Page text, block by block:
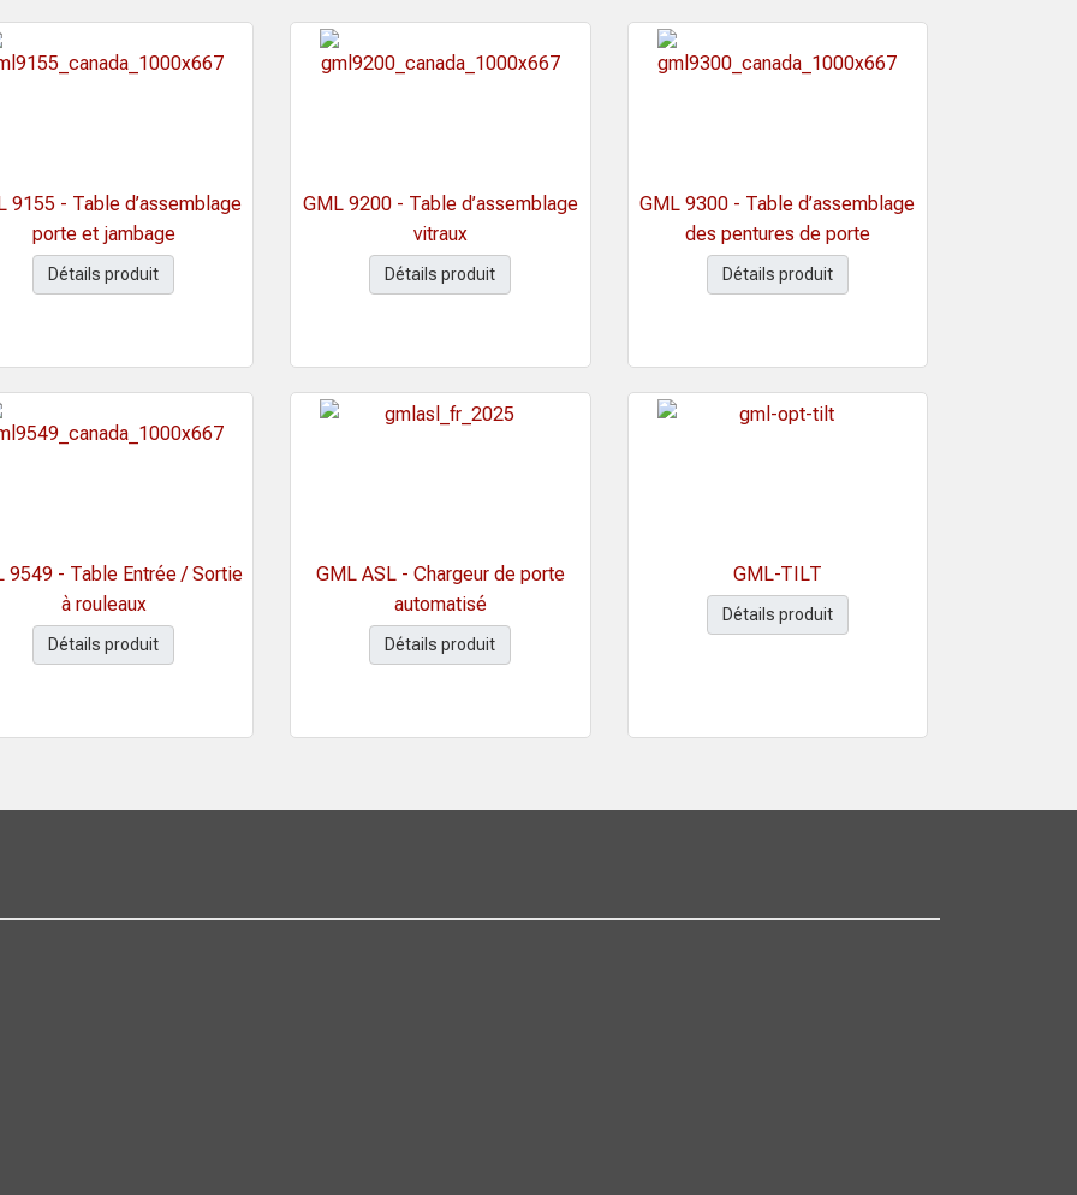
9155 - Table d’assemblage
porte et jambage
Détails produit
GML 9200 - Table d’assemblage
vitraux
Détails produit
GML 9300 - Table d’assemblage
des pentures de porte
Détails produit
9549 - Table Entrée / Sortie
à rouleaux
Détails produit
GML ASL - Chargeur de porte
automatisé
Détails produit
GML-TILT
Détails produit